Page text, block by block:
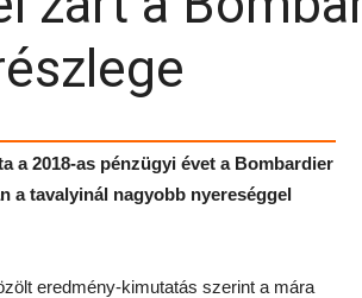
a 2018-as pénzügyi évet a Bombardier
a tavalyinál nagyobb nyereséggel
eredmény-kimutatás szerint a mára